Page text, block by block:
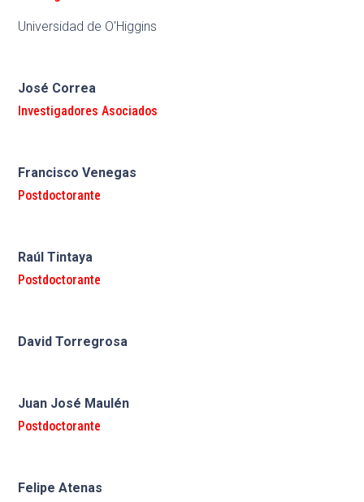
Universidad de O'Higgins
José Correa
Investigadores Asociados
Francisco Venegas
Postdoctorante
Raúl Tintaya
Postdoctorante
David Torregrosa
Juan José Maulén
Postdoctorante
Felipe Atenas